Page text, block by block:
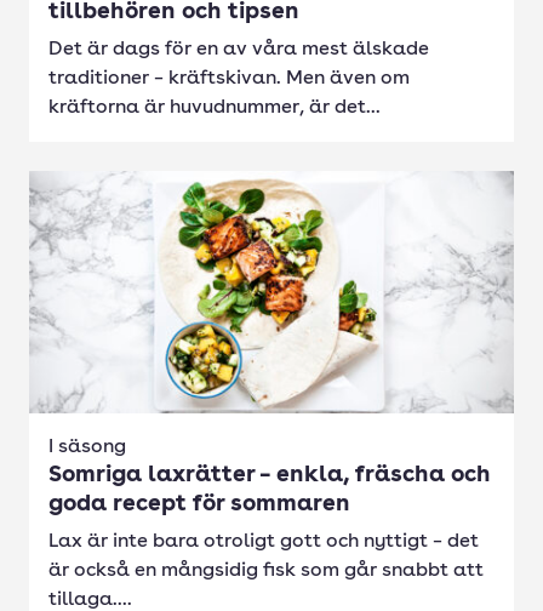
tillbehören och tipsen
Det är dags för en av våra mest älskade
traditioner – kräftskivan. Men även om
kräftorna är huvudnummer, är det...
I säsong
Somriga laxrätter – enkla, fräscha och
goda recept för sommaren
Lax är inte bara otroligt gott och nyttigt – det
är också en mångsidig fisk som går snabbt att
tillaga....